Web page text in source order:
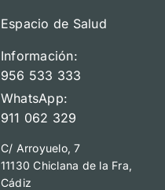
Espacio de Salud
Información:
956 533 333
WhatsApp:
911 062 329
C/ Arroyuelo, 7
11130 Chiclana de la Fra,
Cádiz